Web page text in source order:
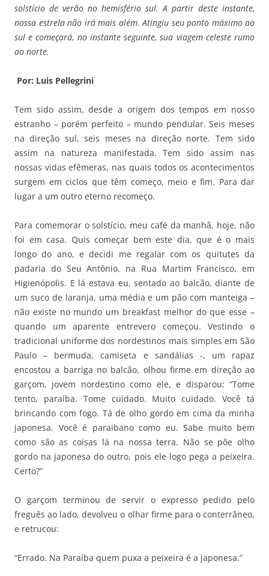
solstício de verão no hemisfério sul. A partir deste instante,
nossa estrela não irá mais além. Atingiu seu ponto máximo ao
sul e começará, no instante seguinte, sua viagem celeste rumo
ao norte.
Por: Luis Pellegrini
Tem sido assim, desde a origem dos tempos em nosso
estranho – porém perfeito – mundo pendular. Seis meses
na direção sul, seis meses na direção norte. Tem sido
assim na natureza manifestada. Tem sido assim nas
nossas vidas efêmeras, nas quais todos os acontecimentos
surgem em ciclos que têm começo, meio e fim. Para dar
lugar a um outro eterno recomeço.
Para comemorar o solstício, meu café da manhã, hoje, não
foi em casa. Quis começar bem este dia, que é o mais
longo do ano, e decidi me regalar com os quitutes da
padaria do Seu Antônio, na Rua Martim Francisco, em
Higienópolis. E lá estava eu, sentado ao balcão, diante de
um suco de laranja, uma média e um pão com manteiga –
não existe no mundo um breakfast melhor do que esse –
quando um aparente entrevero começou. Vestindo o
tradicional uniforme dos nordestinos mais simples em São
Paulo – bermuda, camiseta e sandálias -, um rapaz
encostou a barriga no balcão, olhou firme em direção ao
garçom, jovem nordestino como ele, e disparou: “Tome
tento, paraíba. Tome cuidado. Muito cuidado. Você tá
brincando com fogo. Tá de olho gordo em cima da minha
japonesa. Você é paraibano como eu. Sabe muito bem
como são as coisas lá na nossa terra. Não se põe olho
gordo na japonesa do outro, pois ele logo pega a peixeira.
Certo?”
O garçom terminou de servir o expresso pedido pelo
freguês ao lado, devolveu o olhar firme para o conterrâneo,
e retrucou:
“Errado. Na Paraíba quem puxa a peixeira é a japonesa.”